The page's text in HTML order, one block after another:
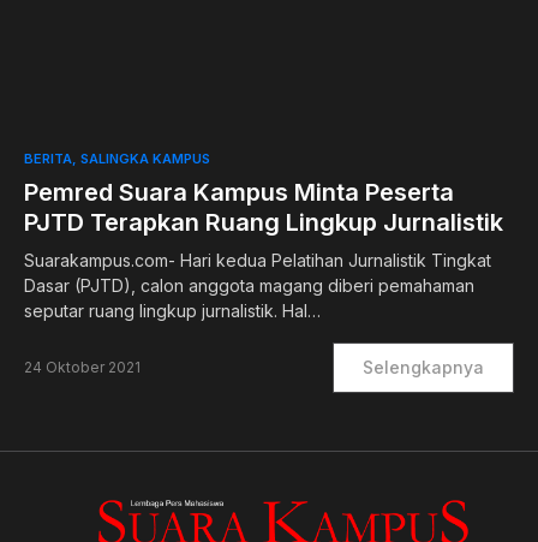
BERITA SALINGKA KAMPUS
Pemred Suara Kampus Minta Peserta
PJTD Terapkan Ruang Lingkup Jurnalistik
Suarakampus.com- Hari kedua Pelatihan Jurnalistik Tingkat
Dasar (PJTD), calon anggota magang diberi pemahaman
seputar ruang lingkup jurnalistik. Hal…
24 Oktober 2021 Selengkapnya